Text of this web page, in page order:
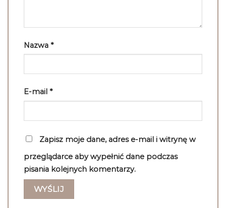
Nazwa *
E-mail *
Zapisz moje dane, adres e-mail i witrynę w
przeglądarce aby wypełnić dane podczas
pisania kolejnych komentarzy.